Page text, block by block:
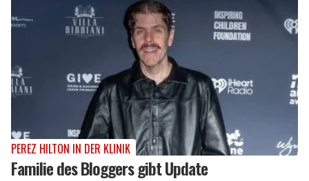
PEREZ HILTON IN DER KLINIK
Familie des Bloggers gibt Update